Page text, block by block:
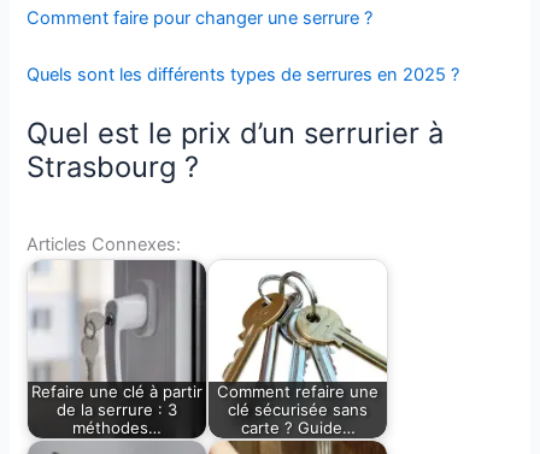
Comment faire pour changer une serrure ?
Quels sont les différents types de serrures en 2025 ?
Quel est le prix d’un serrurier à
Strasbourg ?
Articles Connexes:
Refaire une clé à partir
de la serrure : 3
méthodes…
Comment refaire une
clé sécurisée sans
carte ? Guide…